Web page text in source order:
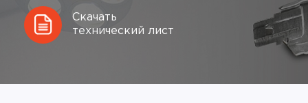
Скачать
технический лист